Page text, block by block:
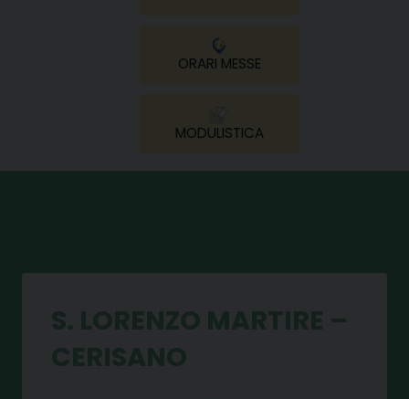
ORARI MESSE
MODULISTICA